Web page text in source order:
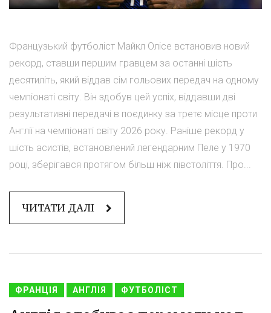
Французький футболіст Майкл Олісе встановив новий
рекорд, ставши першим гравцем за останні шість
десятиліть, який віддав сім гольових передач на одному
чемпіонаті світу. Він здобув цей успіх, віддавши дві
результативні передачі в поєдинку за третє місце проти
Англії на чемпіонаті світу 2026 року. Раніше рекорд у
шість асистів, встановлений легендарним Пеле у 1970
році, зберігався протягом більш ніж півстоліття. Про...
ЧИТАТИ ДАЛІ
ФРАНЦІЯ АНГЛІЯ ФУТБОЛІСТ